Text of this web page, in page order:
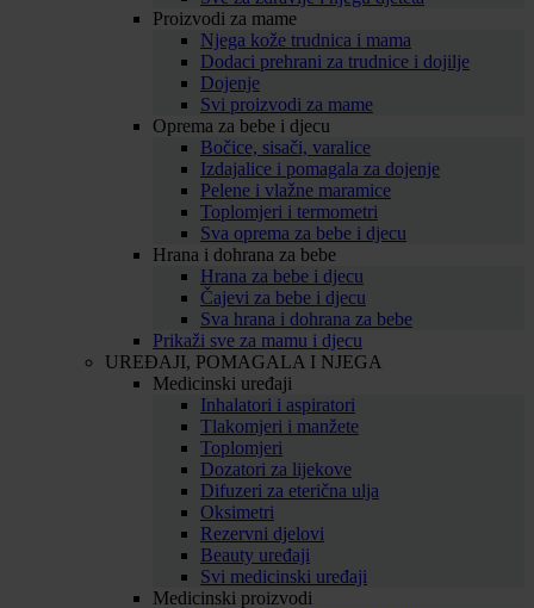
Proizvodi za mame
Njega kože trudnica i mama
Dodaci prehrani za trudnice i dojilje
Dojenje
Svi proizvodi za mame
Oprema za bebe i djecu
Bočice, sisači, varalice
Izdajalice i pomagala za dojenje
Pelene i vlažne maramice
Toplomjeri i termometri
Sva oprema za bebe i djecu
Hrana i dohrana za bebe
Hrana za bebe i djecu
Čajevi za bebe i djecu
Sva hrana i dohrana za bebe
Prikaži sve za mamu i djecu
UREĐAJI, POMAGALA I NJEGA
Medicinski uređaji
Inhalatori i aspiratori
Tlakomjeri i manžete
Toplomjeri
Dozatori za lijekove
Difuzeri za eterična ulja
Oksimetri
Rezervni djelovi
Beauty uređaji
Svi medicinski uređaji
Medicinski proizvodi